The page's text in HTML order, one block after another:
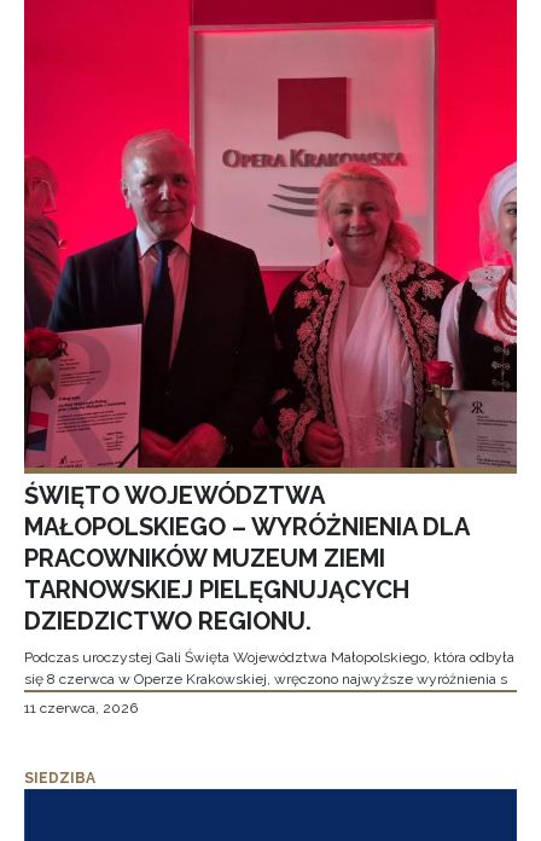
ŚWIĘTO WOJEWÓDZTWA
MAŁOPOLSKIEGO – WYRÓŻNIENIA DLA
PRACOWNIKÓW MUZEUM ZIEMI
TARNOWSKIEJ PIELĘGNUJĄCYCH
DZIEDZICTWO REGIONU.
Podczas uroczystej Gali Święta Województwa Małopolskiego, która odbyła
się 8 czerwca w Operze Krakowskiej, wręczono najwyższe wyróżnienia s
11 czerwca, 2026
SIEDZIBA